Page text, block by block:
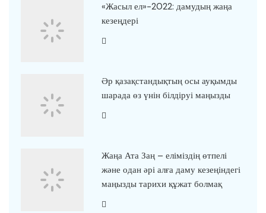
«Жасыл ел»-2022: дамудың жаңа
кезеңдері
Әр қазақстандықтың осы ауқымды
шарада өз үнін білдіруі маңызды
Жаңа Ата Заң – еліміздің өтпелі
және одан әрі алға даму кезеңіндегі
маңызды тарихи құжат болмақ